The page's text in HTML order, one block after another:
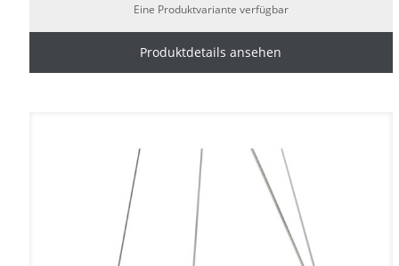
Eine Produktvariante verfügbar
Produktdetails ansehen